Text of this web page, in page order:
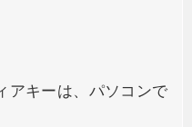
アキーは、パソコンで